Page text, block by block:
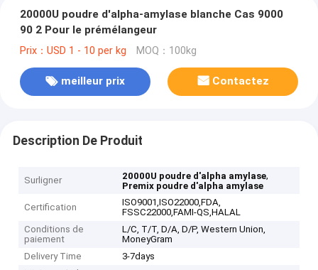
20000U poudre d'alpha-amylase blanche Cas 9000
90 2 Pour le prémélangeur
Prix：USD 1 - 10 per kg MOQ：100kg
meilleur prix Contactez
Description De Produit
Surligner 20000U poudre d'alpha amylase,
Premix poudre d'alpha amylase
Certification
ISO9001,ISO22000,FDA,
FSSC22000,FAMI-QS,HALAL
Conditions de
paiement
L/C, T/T, D/A, D/P, Western Union,
MoneyGram
Delivery Time
3-7days